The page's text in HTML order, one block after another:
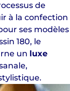
de
à la confection
ses modèles
180, le
un luxe